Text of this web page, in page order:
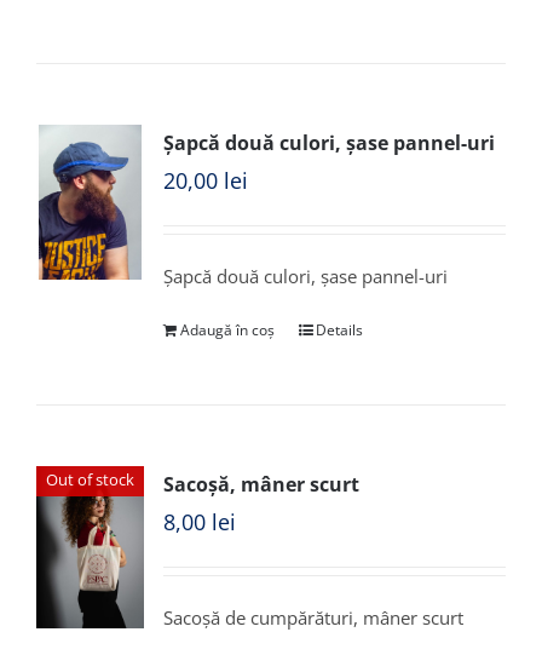
Șapcă două culori, șase pannel-uri
20,00 lei
Șapcă două culori, șase pannel-uri
Adaugă în coș Details
Out of stock Sacoșă, mâner scurt
8,00 lei
Sacoșă de cumpărături, mâner scurt